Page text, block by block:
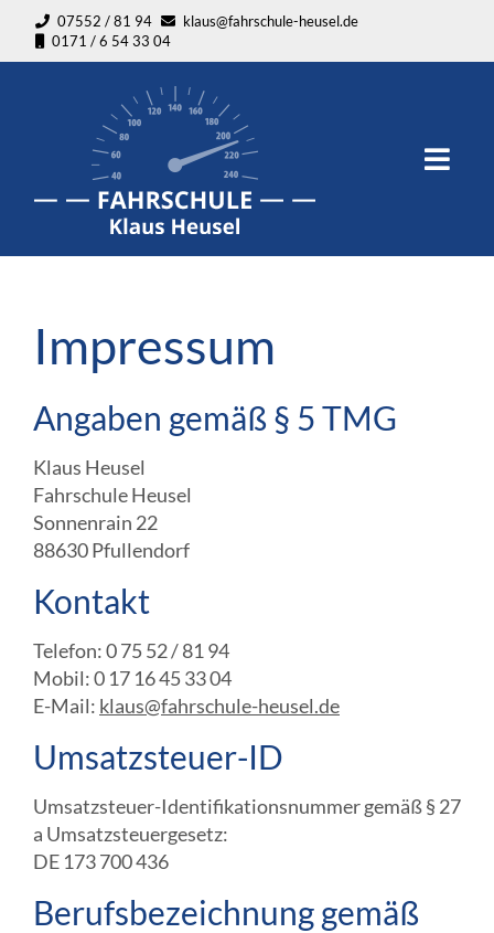
07552 / 81 94
klaus@fahrschule-heusel.de
0171 / 6 54 33 04
Impressum
Angaben gemäß § 5 TMG
Klaus Heusel
Fahrschule Heusel
Sonnenrain 22
88630 Pfullendorf
Kontakt
Telefon: 0 75 52 / 81 94
Mobil: 0 17 16 45 33 04
E-Mail: klaus@fahrschule-heusel.de
Umsatzsteuer-ID
Umsatzsteuer-Identifikationsnummer gemäß § 27
a Umsatzsteuergesetz:
DE 173 700 436
Berufsbezeichnung gemäß